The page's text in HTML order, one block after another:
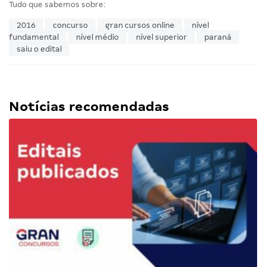
Tudo que sabemos sobre:
2016 concurso gran cursos online
nível
fundamental
nível médio nível superior
paraná
saiu o edital
Notícias recomendadas